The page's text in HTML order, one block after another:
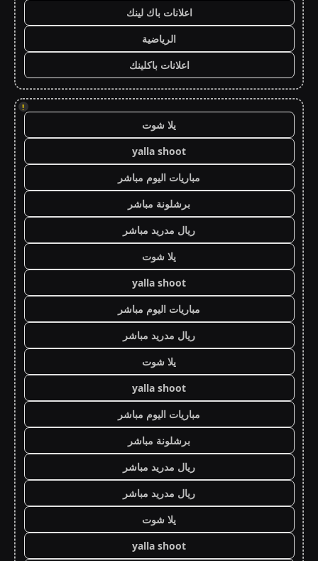
اعلانات باك لينك
الرياضية
اعلانات باكلينك
!
يلا شوت
yalla shoot
مباريات اليوم مباشر
برشلونة مباشر
ريال مدريد مباشر
يلا شوت
yalla shoot
مباريات اليوم مباشر
ريال مدريد مباشر
يلا شوت
yalla shoot
مباريات اليوم مباشر
برشلونة مباشر
ريال مدريد مباشر
ريال مدريد مباشر
يلا شوت
yalla shoot